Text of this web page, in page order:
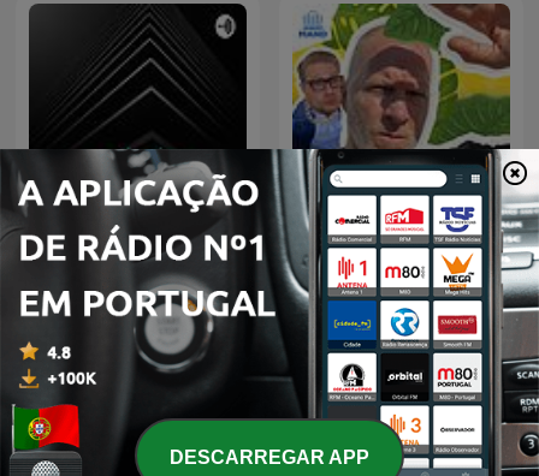
E É, É ? Wat een Week!
DESCARREGAR APP